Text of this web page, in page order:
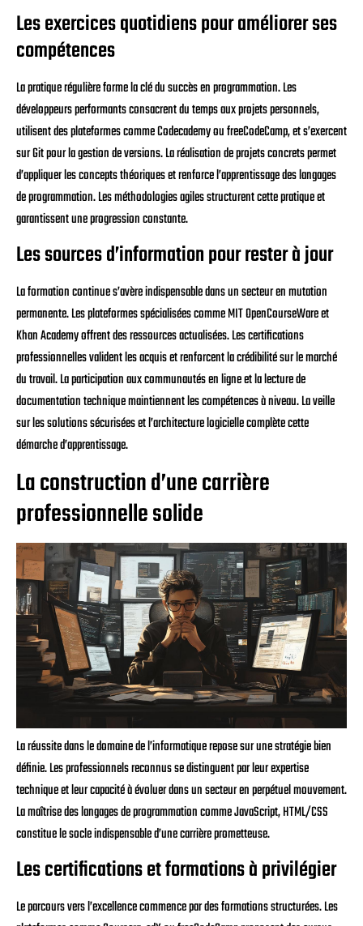
Les exercices quotidiens pour améliorer ses
compétences
La pratique régulière forme la clé du succès en programmation. Les
développeurs performants consacrent du temps aux projets personnels,
utilisent des plateformes comme Codecademy ou freeCodeCamp, et s’exercent
sur Git pour la gestion de versions. La réalisation de projets concrets permet
d’appliquer les concepts théoriques et renforce l’apprentissage des langages
de programmation. Les méthodologies agiles structurent cette pratique et
garantissent une progression constante.
Les sources d’information pour rester à jour
La formation continue s’avère indispensable dans un secteur en mutation
permanente. Les plateformes spécialisées comme MIT OpenCourseWare et
Khan Academy offrent des ressources actualisées. Les certifications
professionnelles valident les acquis et renforcent la crédibilité sur le marché
du travail. La participation aux communautés en ligne et la lecture de
documentation technique maintiennent les compétences à niveau. La veille
sur les solutions sécurisées et l’architecture logicielle complète cette
démarche d’apprentissage.
La construction d’une carrière
professionnelle solide
La réussite dans le domaine de l’informatique repose sur une stratégie bien
définie. Les professionnels reconnus se distinguent par leur expertise
technique et leur capacité à évoluer dans un secteur en perpétuel mouvement.
La maîtrise des langages de programmation comme JavaScript, HTML/CSS
constitue le socle indispensable d’une carrière prometteuse.
Les certifications et formations à privilégier
Le parcours vers l’excellence commence par des formations structurées. Les